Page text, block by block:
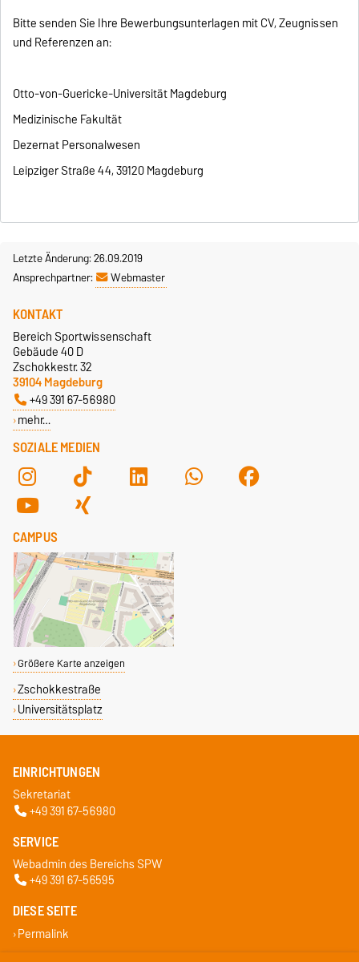
Bitte senden Sie Ihre Bewerbungsunterlagen mit CV, Zeugnissen
und Referenzen an:
Otto-von-Guericke-Universität Magdeburg
Medizinische Fakultät
Dezernat Personalwesen
Leipziger Straße 44, 39120 Magdeburg
Letzte Änderung: 26.09.2019
Ansprechpartner:
Webmaster
SOZIALE MEDIEN
KONTAKT
Bereich Sportwissenschaft
Gebäude 40 D
Zschokkestr. 32
39104 Magdeburg
+49 391 67-56980
mehr…
CAMPUS
Größere Karte anzeigen
Zschokkestraße
Universitätsplatz
EINRICHTUNGEN
Sekretariat
+49 391 67-56980
SERVICE
Webadmin des Bereichs SPW
+49 391 67-56595
DIESE SEITE
Permalink